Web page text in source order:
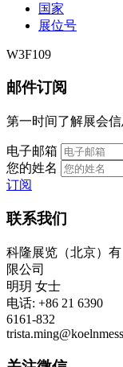
国家
展位号
W3F109
邮件订阅
第一时间了解展会
电子邮箱
您的姓名
订阅
联系我们
科隆展览（北京）有
限公司
明玥 女士
电话: +86 21 6390
6161-832